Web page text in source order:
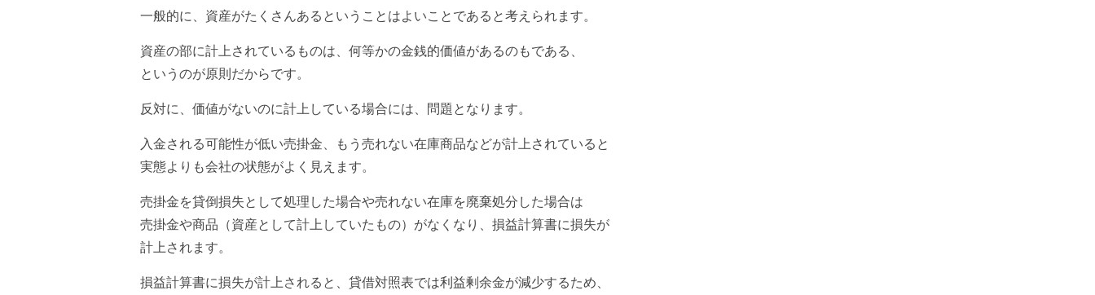
一般的に、資産がたくさんあるということはよいことであると考えられます。
資産の部に計上されているものは、何等かの金銭的価値があるのもである、
というのが原則だからです。
反対に、価値がないのに計上している場合には、問題となります。
入金される可能性が低い売掛金、もう売れない在庫商品などが計上されていると
実態よりも会社の状態がよく見えます。
売掛金を貸倒損失として処理した場合や売れない在庫を廃棄処分した場合は
売掛金や商品（資産として計上していたもの）がなくなり、損益計算書に損失が
計上されます。
損益計算書に損失が計上されると、貸借対照表では利益剰余金が減少するため、